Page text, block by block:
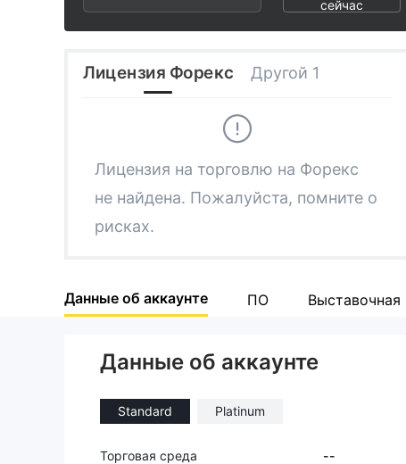
3
4
6
7
8
9
2
3
5
6
8
9
2
3
5
8
9
сейчас
Лицензия Форекс Другой 1
Лицензия на торговлю на Форекс
не найдена. Пожалуйста, помните о
рисках.
Данные об аккаунте ПО
Данные об аккаунте
Standard Platinum
Торговая среда --